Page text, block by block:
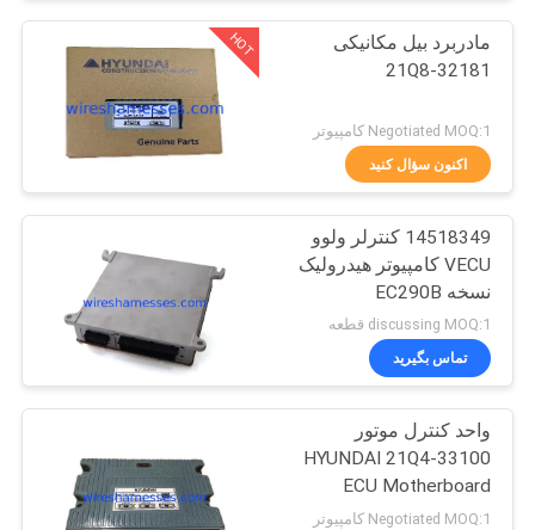
تماس
بگیرید
BLOG
نقشه
سایت
PRIVACY
POLICY
کنترل کننده بیل
مکانیکی
24
موتور دریچه گاز بیل
مکانیکی
30
HOT
مادربرد بیل مکانیکی
21Q8-32181
Negotiated MOQ:1 کامپیوتر
اکنون سؤال کنید
14518349 کنترلر ولوو
VECU کامپیوتر هیدرولیک
نسخه EC290B
discussing MOQ:1 قطعه
تماس بگیرید
واحد کنترل موتور
HYUNDAI 21Q4-33100
ECU Motherboard
R140W
Negotiated MOQ:1 کامپیوتر